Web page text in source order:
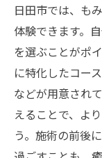
日田市では、も
体験できます。
を選ぶことがポ
に特化したコー
などが用意され
えることで、よ
う。施術の前後